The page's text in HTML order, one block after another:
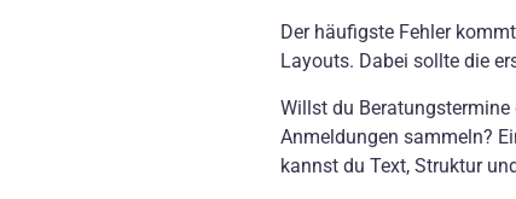
Der häufigste Fehler
Layouts. Dabei sollte die
Willst du Beratungstermine
Anmeldungen sammeln?
kannst du Text, Struktur